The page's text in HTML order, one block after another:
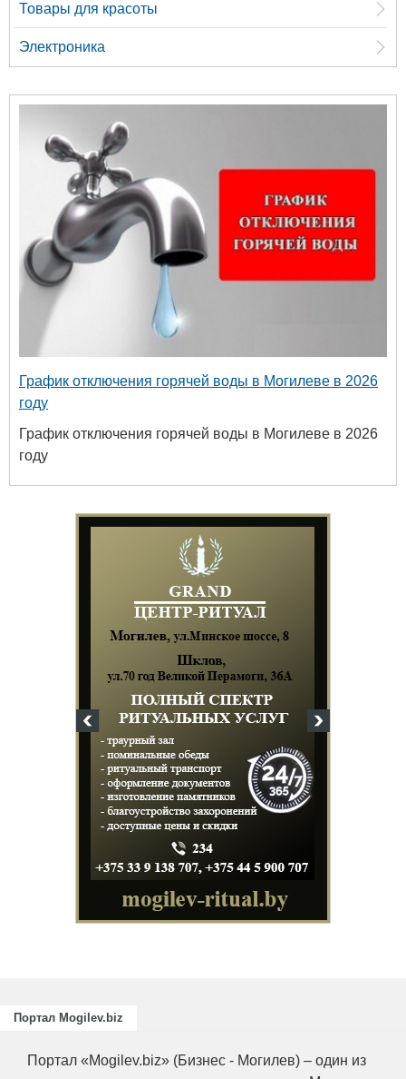
Товары для красоты
Электроника
График отключения горячей воды в Могилеве в 2026
году
График отключения горячей воды в Могилеве в 2026
году
Портал Mogilev.biz
Портал «Mogilev.biz» (Бизнес - Могилев) – один из